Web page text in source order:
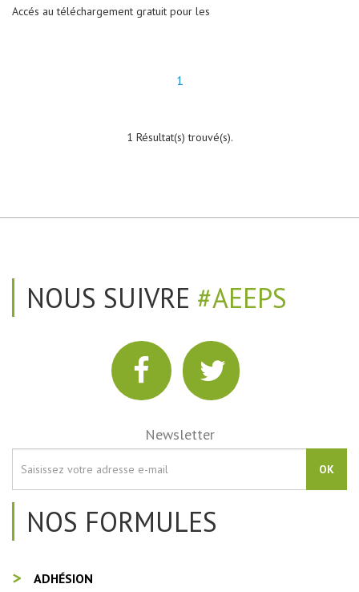
Accés au téléchargement gratuit pour les
1
1 Résultat(s) trouvé(s).
NOUS SUIVRE #AEEPS
Newsletter
OK
NOS FORMULES
ADHÉSION